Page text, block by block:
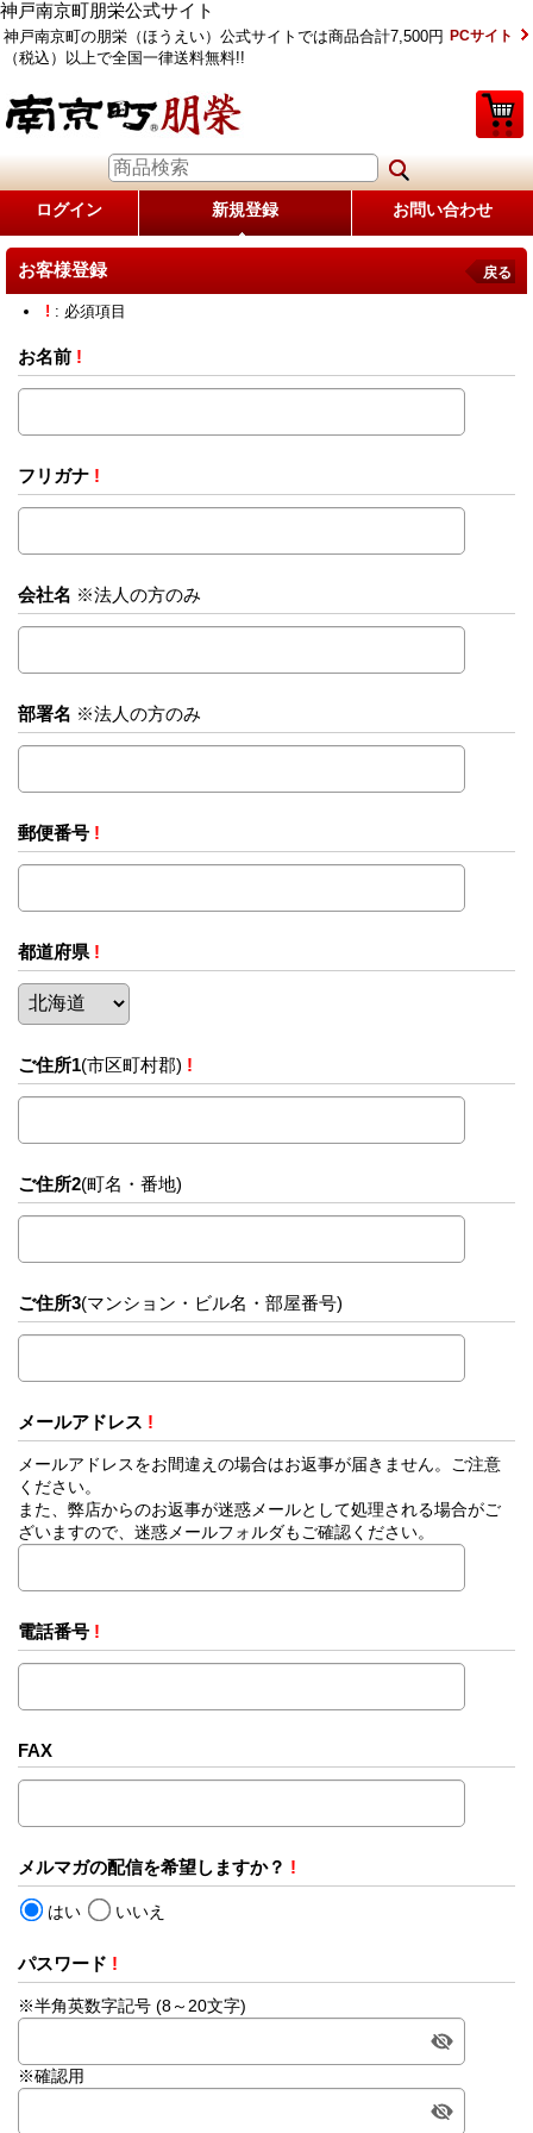
神戸南京町朋栄公式サイト
神戸南京町の朋栄（ほうえい）公式サイトでは商品合計7,500円
（税込）以上で全国一律送料無料!!
PCサイト
ログイン 新規登録 お問い合わせ
お客様登録 戻る
! : 必須項目
お名前 !
フリガナ !
会社名 ※法人の方のみ
部署名 ※法人の方のみ
郵便番号 !
都道府県 !
ご住所1(市区町村郡) !
ご住所2(町名・番地)
ご住所3(マンション・ビル名・部屋番号)
メールアドレス !
メールアドレスをお間違えの場合はお返事が届きません。ご注意
ください。
また、弊店からのお返事が迷惑メールとして処理される場合がご
ざいますので、迷惑メールフォルダもご確認ください。
電話番号 !
FAX
メルマガの配信を希望しますか？ !
はい いいえ
パスワード !
※半角英数字記号 (8～20文字)
※確認用